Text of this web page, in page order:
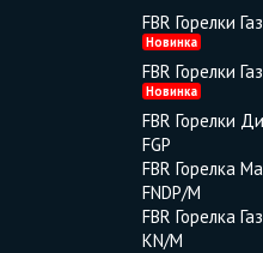
FBR Горелки
Новинка
FBR Горелки
Новинка
FBR Горелки
FGP
FBR Горелка
FNDP/M
FBR Горелка
KN/M